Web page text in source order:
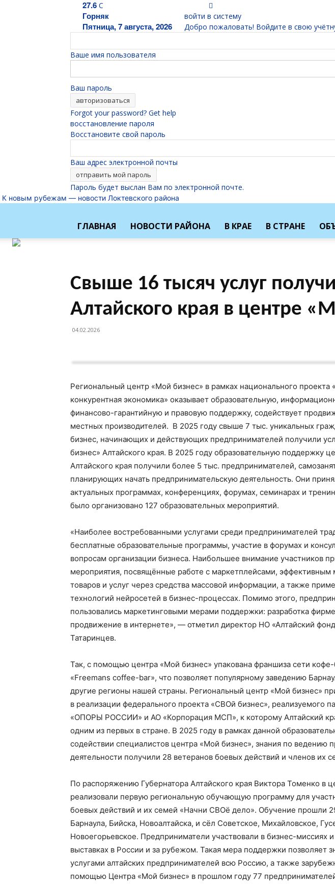
27.6 C
Горняк
Пятница, 7 августа, 2026
войти в систему
Добро пожаловать! Войдите в свою
Ваше имя пользователя
Ваш пароль
Forgot your password? Get help
восстановление пароля
Восстановите свой пароль
Ваш адрес электронной почты
Пароль будет выслан Вам по электронной почте.
К новым рубежам — новости Локтевского района
ГЛАВНАЯ НОВОСТИ РАЙОНА В КРАЕ В СТРАНЕ
Свыше 16 тысяч услуг
Алтайского края в центре
04.02.2026
Региональный центр «Мой бизнес» в рамках национального проекта
конкурентная экономика» оказывает образовательную,
финансово-гарантийную и правовую поддержку, содействует
местных производителей. В 2025 году свыше 7 тыс. уникальных
бизнес, начинающих и действующих предпринимателей получили
бизнес» Алтайского края. В 2025 году образовательную поддержку
Алтайского края получили более 5 тыс. предпринимателей,
планирующих начать предпринимательскую деятельность. Они
актуальных программах, конференциях, форумах, семинарах и
было организовано 127 образовательных мероприятий.
«Наиболее востребованными услугами среди предпринимателей
бесплатные образовательные программы, участие в форумах и
вопросам организации бизнеса. Наибольшее внимание участников
мероприятия, посвящённые работе с маркетплейсами,
товаров и услуг через средства массовой информации, а также
технологий нейросетей в бизнес-процессах. Помимо этого,
пользовались маркетинговыми мерами поддержки: разработка
продвижение в интернете», — отметил директор НО «Алтайский
Татаринцев.
Так, с помощью центра «Мой бизнес» упакована франшиза сети
«Freemans coffee-bar», что позволяет популярному заведению
другие регионы нашей страны. Региональный центр «Мой бизнес»
в реализации федерального проекта «СВОй бизнес», реализуемого
«ОПОРЫ РОССИИ» и АО «Корпорация МСП», к которому Алтайский
одним из первых в стране. В 2025 году в рамках данной
содействии специалистов центра «Мой бизнес», знания по ведению
деятельности получили 28 ветеранов боевых действий и членов их
По распоряжению Губернатора Алтайского края Виктора Томенко в
реализовали первую региональную обучающую программу для
боевых действий и их семей «Начни СВОё дело». Обучение прошли
Барнаула, Бийска, Новоалтайска, и сёл Советское, Михайловское,
Новоегорьевское. Предприниматели участвовали в бизнес-миссиях
выставках в России и за рубежом. Такая мера поддержки позволяет
услугами алтайских предпринимателей всю Россию, а также
помощью Центра «Мой бизнес» в прошлом году 77